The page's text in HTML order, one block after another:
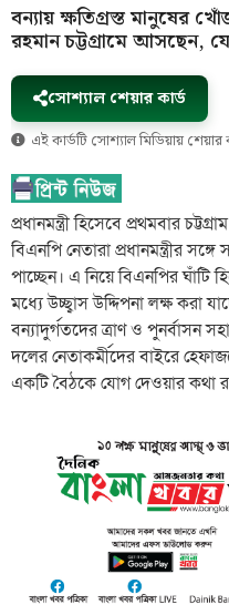
বন্যায় ক্ষতিগ্রস্ত মানুষের
রহমান চট্টগ্রামে আসছেন,
সোশ্যাল শেয়ার কার্ড
এই কার্ডটি সোশ্যাল মিডিয়ায়
প্রধানমন্ত্রী হিসেবে প্রথমবার
বিএনপি নেতারা প্রধানমন্ত্রীর
পাচ্ছেন। এ নিয়ে বিএনপির ঘাঁটি
মধ্যে উচ্ছ্বাস উদ্দিপনা লক্ষ করা
বন্যাদুর্গতদের ত্রাণ ও পুনর্বাসন
দলের নেতাকর্মীদের বাইরে
একটি বৈঠকে যোগ দেওয়ার কথা